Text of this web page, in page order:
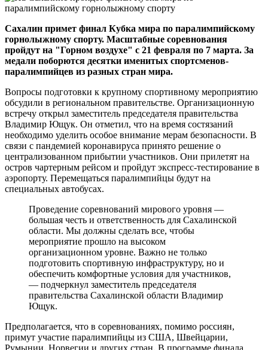
Сахалин примет финал Кубка мира по паралимпийскому
горнолыжному спорту. Масштабные соревнования
пройдут на "Горном воздухе" с 21 февраля по 7 марта. За
медали поборются десятки именитых спортсменов-
паралимпийцев из разных стран мира.
Вопросы подготовки к крупному спортивному мероприятию
обсудили в региональном правительстве. Организационную
встречу открыл заместитель председателя правительства
Владимир Ющук. Он отметил, что на время состязаний
необходимо уделить особое внимание мерам безопасности. В
связи с пандемией коронавируса принято решение о
централизованном прибытии участников. Они прилетят на
остров чартерным рейсом и пройдут экспресс-тестирование в
аэропорту. Перемещаться паралимпийцы будут на
специальных автобусах.
Проведение соревнований мирового уровня —
большая честь и ответственность для Сахалинской
области. Мы должны сделать все, чтобы
мероприятие прошло на высоком
организационном уровне. Важно не только
подготовить спортивную инфраструктуру, но и
обеспечить комфортные условия для участников,
— подчеркнул заместитель председателя
правительства Сахалинской области Владимир
Ющук.
Предполагается, что в соревнованиях, помимо россиян,
примут участие паралимпийцы из США, Швейцарии,
Румынии, Норвегии и других стран. В программе финала